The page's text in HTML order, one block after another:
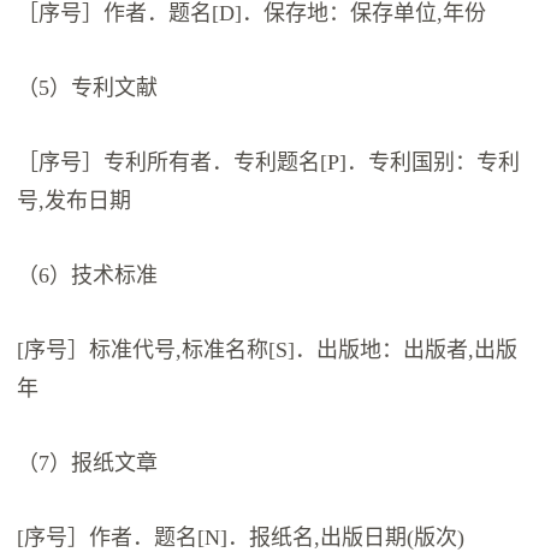
［序号］作者．题名[D]．保存地：保存单位,年份
（5）专利文献
［序号］专利所有者．专利题名[P]．专利国别：专利
号,发布日期
（6）技术标准
[序号］标准代号,标准名称[S]．出版地：出版者,出版
年
（7）报纸文章
[序号］作者．题名[N]．报纸名,出版日期(版次)